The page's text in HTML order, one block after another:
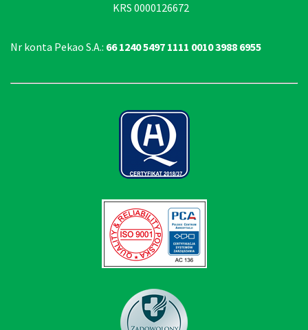
KRS 0000126672
Nr konta Pekao S.A.: 66 1240 5497 1111 0010 3988 6955